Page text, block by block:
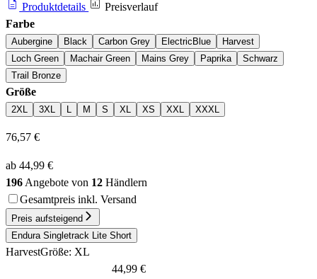
Produktdetails
Preisverlauf
Farbe
Aubergine Black Carbon Grey ElectricBlue
Harvest
Loch Green
Machair Green Mains Grey Paprika
Schwarz
Trail Bronze
Größe
2XL 3XL L M S XL XS XXL XXXL
76,57 €
ab 44,99 €
196 Angebote von 12 Händlern
Gesamtpreis inkl. Versand
Preis aufsteigend
Endura Singletrack Lite Short
HarvestGröße: XL
44,99 €